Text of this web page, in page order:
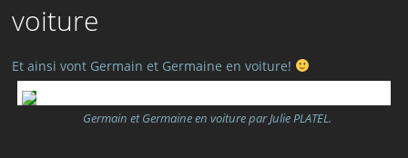
voiture
Et ainsi vont Germain et Germaine en voiture!
Germain et Germaine en voiture par Julie PLATEL.